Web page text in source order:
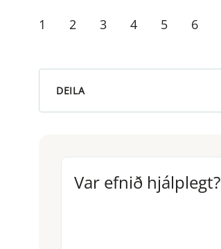
1 2 3 4 5 6
DEILA
Var efnið hjálplegt?
Var efnið hjálplegt?